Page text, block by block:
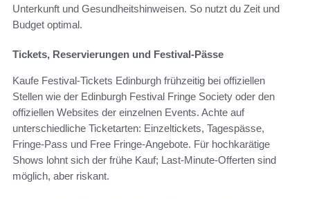
Unterkunft und Gesundheitshinweisen. So nutzt du Zeit und
Budget optimal.
Tickets, Reservierungen und Festival-Pässe
Kaufe Festival-Tickets Edinburgh frühzeitig bei offiziellen
Stellen wie der Edinburgh Festival Fringe Society oder den
offiziellen Websites der einzelnen Events. Achte auf
unterschiedliche Ticketarten: Einzeltickets, Tagespässe,
Fringe-Pass und Free Fringe-Angebote. Für hochkarätige
Shows lohnt sich der frühe Kauf; Last-Minute-Offerten sind
möglich, aber riskant.